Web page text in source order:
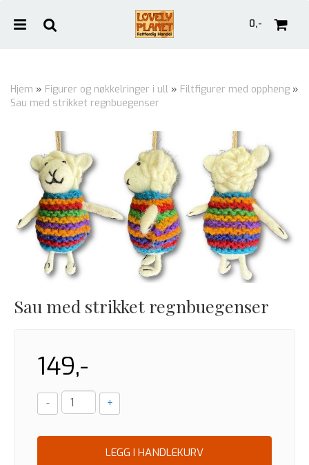
0,-
Hjem » Figurer og nøkkelringer i ull » Filtfigurer med oppheng »
Sau med strikket regnbuegenser
Sau med strikket regnbuegenser
149,-
- +
LEGG I HANDLEKURV
Trykk ENTER for å søke